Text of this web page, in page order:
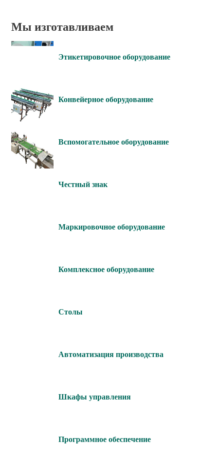
Мы изготавливаем
Этикетировочное оборудование
Конвейерное оборудование
Вспомогательное оборудование
Честный знак
Маркировочное оборудование
Комплексное оборудование
Столы
Автоматизация производства
Шкафы управления
Программное обеспечение